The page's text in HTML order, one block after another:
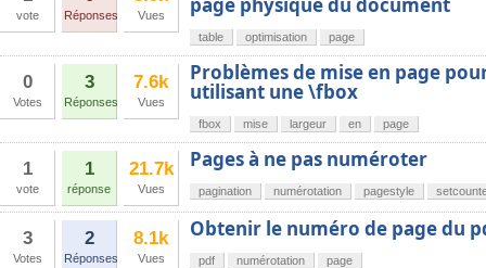
vote Réponses Vues
table optimisation page
0
Votes
3
Réponses
7.6k
Vues
Problèmes de mise en page
utilisant une \fbox
fbox mise largeur en page
1
vote
1
réponse
21.7k
Vues
Pages à ne pas numéroter
pagination numérotation pagestyle
3
Votes
2
Réponses
8.1k
Vues
Obtenir le numéro de page du
pdf numérotation page